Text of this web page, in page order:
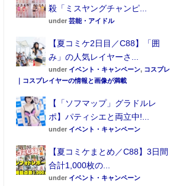
殺「ミスヤングチャンピ...
under 芸能・アイドル
【夏コミケ2日目／C88】「囲
み」の人気レイヤーさ...
under イベント・キャンペーン, コスプレ
｜コスプレイヤーの情報と画像が満載
【「ソフマップ」グラドルレ
ポ】パティシエと両立中!...
under イベント・キャンペーン
【夏コミケまとめ／C88】3日間
合計1,000枚の...
under イベント・キャンペーン